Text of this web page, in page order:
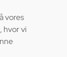
vores
, hvor vi